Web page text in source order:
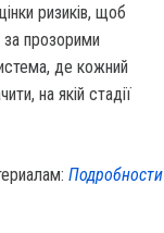
ризиків, щоб
за прозорими
де кожний
на якій стадії
Подробности